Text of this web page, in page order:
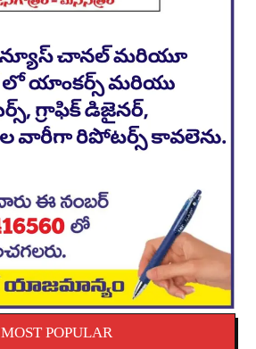
MOST POPULAR